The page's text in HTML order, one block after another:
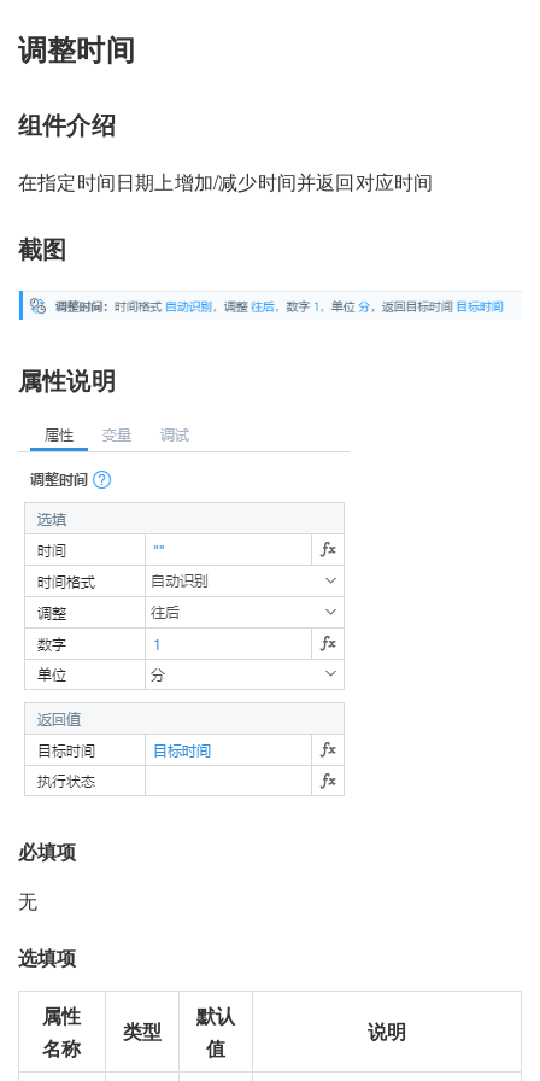
调整时间
组件介绍
在指定时间日期上增加/减少时间并返回对应时间
截图
属性说明
必填项
无
选填项
属性
名称
类型
默认
值
说明